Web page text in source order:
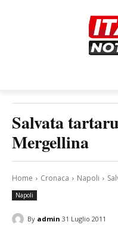
Salvata
Mergellina
Home Cronaca Napoli
Napoli
By admin 31 Luglio 2011